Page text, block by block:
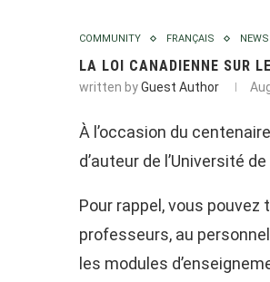
COMMUNITY FRANÇAIS NEWS
LA LOI CANADIENNE SUR
written byGuest Author
À l’occasion du
d’auteur de l’Université
Pour rappel, vous
professeurs, au
les modules